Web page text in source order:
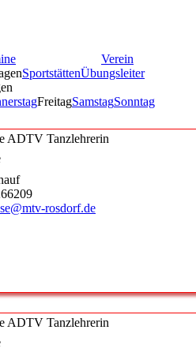
Verein
SportstättenÜbungsleiter
FreitagSamstagSonntag
ADTV Tanzlehrerin
rosdorf.de
ADTV Tanzlehrerin